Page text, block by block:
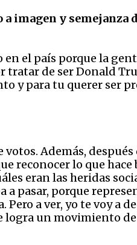
imagen y semejanza
el país porque la
tratar de ser Donald
y para tu querer ser
Además,
reconocer lo que
eran las heridas
pasar, porque
a ver, yo te voy a
un movimiento